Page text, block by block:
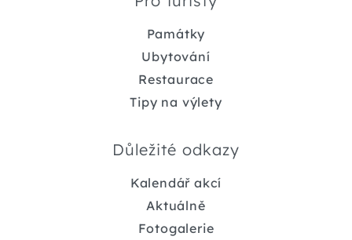
Památky
Ubytování
Restaurace
Tipy na výlety
Důležité odkazy
Kalendář akcí
Aktuálně
Fotogalerie